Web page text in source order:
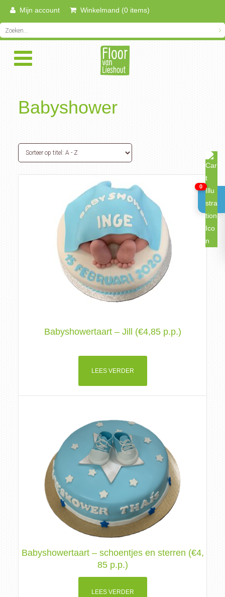
Mijn account Winkelmand (0 items)
Babyshower
Babyshowertaart – Jill (€4,85 p.p.)
LEES VERDER
Babyshowertaart – schoentjes en sterren (€4,
85 p.p.)
LEES VERDER
0